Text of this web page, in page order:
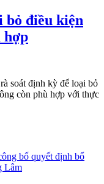
bỏ điều kiện
hợp
soát định kỳ để loại bỏ
còn phù hợp với thực